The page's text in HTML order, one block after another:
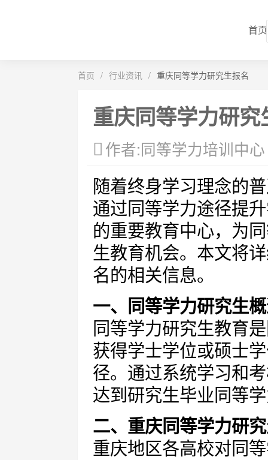
首页
首页 / 行业资讯 / 重庆同等学力研究生报名
重庆同等学力研究
作者:同等学力培训中心
随着终身学习理念的
通过同等学力途径提
的重要教育中心，为
生教育机会。本文将
名的相关信息。
一、同等学力研究生
同等学力研究生教育
获得学士学位或硕士
径。通过系统学习和
达到研究生毕业同等
二、重庆同等学力研
重庆地区各高校对同